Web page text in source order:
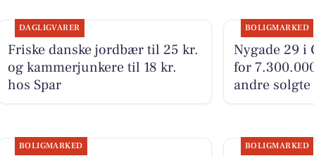
DAGLIGVARER
Friske danske jordbær til 25 kr.
og kammerjunkere til 18 kr.
hos Spar
BOLIGMARKED
Nygade 29 i
for
andre
BOLIGMARKED BOLIGMARKED